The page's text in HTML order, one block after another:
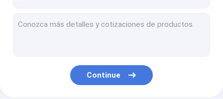
Racking industrial do armazenamento
Continue